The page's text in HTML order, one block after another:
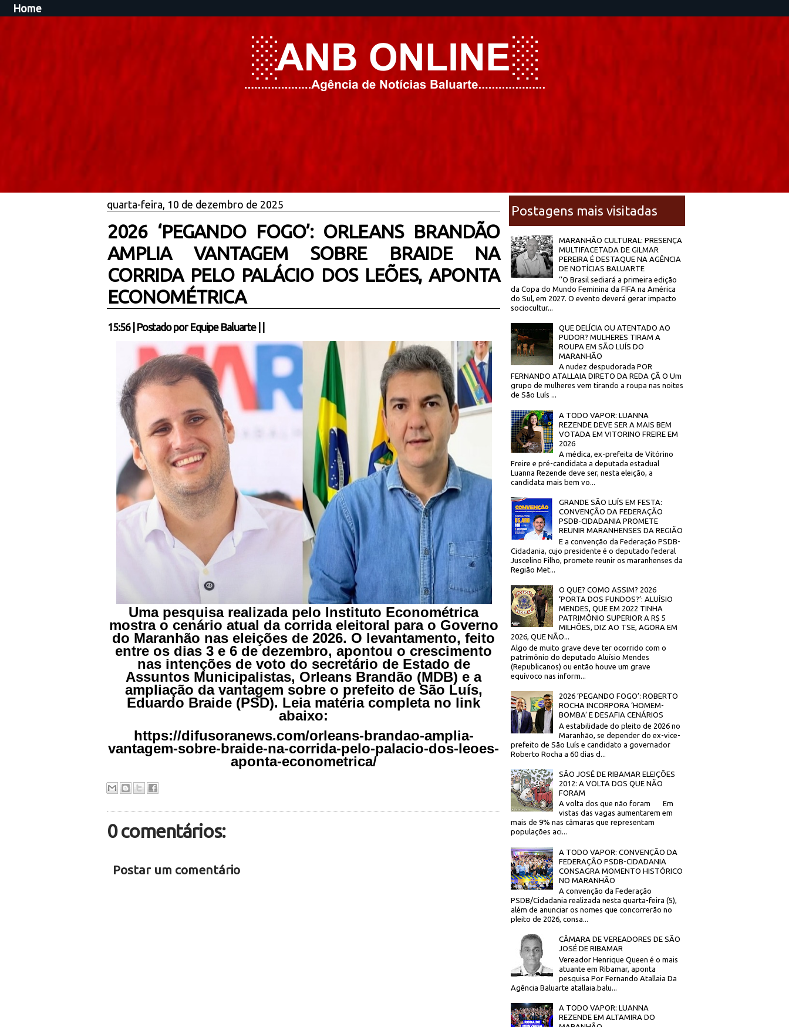
Home
quarta-feira, 10 de dezembro de 2025
2026 ‘PEGANDO FOGO’: ORLEANS BRANDÃO
AMPLIA VANTAGEM SOBRE BRAIDE NA
CORRIDA PELO PALÁCIO DOS LEÕES, APONTA
ECONOMÉTRICA
15:56| Postado por Equipe Baluarte
Uma pesquisa realizada pelo Instituto Econométrica
mostra o cenário atual da corrida eleitoral para o Governo
do Maranhão nas eleições de 2026. O levantamento, feito
entre os dias 3 e 6 de dezembro, apontou o crescimento
nas intenções de voto do secretário de Estado de
Assuntos Municipalistas, Orleans Brandão (MDB) e a
ampliação da vantagem sobre o prefeito de São Luís,
Eduardo Braide (PSD). Leia matéria completa no link
abaixo:
https://difusoranews.com/orleans-brandao-amplia-
vantagem-sobre-braide-na-corrida-pelo-palacio-dos-leoes-
aponta-econometrica/
0 comentários:
Postar um comentário
Postagens mais visitadas
MARANHÃO CULTURAL: PRESENÇA
MULTIFACETADA DE GILMAR
PEREIRA É DESTAQUE NA AGÊNCIA
DE NOTÍCIAS BALUARTE
‘’O Brasil sediará a primeira edição
da Copa do Mundo Feminina da FIFA na América
do Sul, em 2027. O evento deverá gerar impacto
sociocultur...
QUE DELÍCIA OU ATENTADO AO
PUDOR? MULHERES TIRAM A
ROUPA EM SÃO LUÍS DO
MARANHÃO
A nudez despudorada POR
FERNANDO ATALLAIA DIRETO DA REDA ÇÃ O Um
grupo de mulheres vem tirando a roupa nas noites
de São Luís ...
A TODO VAPOR: LUANNA
REZENDE DEVE SER A MAIS BEM
VOTADA EM VITORINO FREIRE EM
2026
A médica, ex-prefeita de Vitórino
Freire e pré-candidata a deputada estadual
Luanna Rezende deve ser, nesta eleição, a
candidata mais bem vo...
GRANDE SÃO LUÍS EM FESTA:
CONVENÇÃO DA FEDERAÇÃO
PSDB-CIDADANIA PROMETE
REUNIR MARANHENSES DA REGIÃO
E a convenção da Federação PSDB-
Cidadania, cujo presidente é o deputado federal
Juscelino Filho, promete reunir os maranhenses da
Região Met...
O QUE? COMO ASSIM? 2026
‘PORTA DOS FUNDOS?’: ALUÍSIO
MENDES, QUE EM 2022 TINHA
PATRIMÔNIO SUPERIOR A R$ 5
MILHÕES, DIZ AO TSE, AGORA EM
2026, QUE NÃO...
Algo de muito grave deve ter ocorrido com o
patrimônio do deputado Aluísio Mendes
(Republicanos) ou então houve um grave
equívoco nas inform...
2026 ‘PEGANDO FOGO’: ROBERTO
ROCHA INCORPORA ‘HOMEM-
BOMBA’ E DESAFIA CENÁRIOS
A estabilidade do pleito de 2026 no
Maranhão, se depender do ex-vice-
prefeito de São Luís e candidato a governador
Roberto Rocha a 60 dias d...
SÃO JOSÉ DE RIBAMAR ELEIÇÕES
2012: A VOLTA DOS QUE NÃO
FORAM
A volta dos que não foram Em
vistas das vagas aumentarem em
mais de 9% nas câmaras que representam
populações aci...
A TODO VAPOR: CONVENÇÃO DA
FEDERAÇÃO PSDB-CIDADANIA
CONSAGRA MOMENTO HISTÓRICO
NO MARANHÃO
A convenção da Federação
PSDB/Cidadania realizada nesta quarta-feira (5),
além de anunciar os nomes que concorrerão no
pleito de 2026, consa...
CÂMARA DE VEREADORES DE SÃO
JOSÉ DE RIBAMAR
Vereador Henrique Queen é o mais
atuante em Ribamar, aponta
pesquisa Por Fernando Atallaia Da
Agência Baluarte atallaia.balu...
A TODO VAPOR: LUANNA
REZENDE EM ALTAMIRA DO